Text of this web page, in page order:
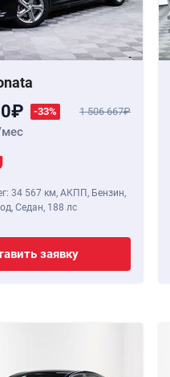
-33% 1 506 667
34 567 км, АКПП, Бензин,
Седан, 188 лс
заявку